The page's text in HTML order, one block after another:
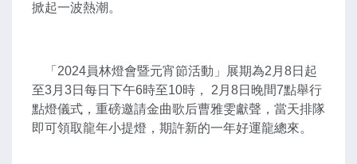
掀起一波熱潮。
「2024員林燈會暨元宵節活動」展期為2月8日起
至3月3日每日下午6時至10時， 2月8日晚間7點舉行
點燈儀式，重磅邀請金曲歌后曹雅雯獻聲，當天排隊
即可領取龍年小提燈，期許新的一年好運龍總來。